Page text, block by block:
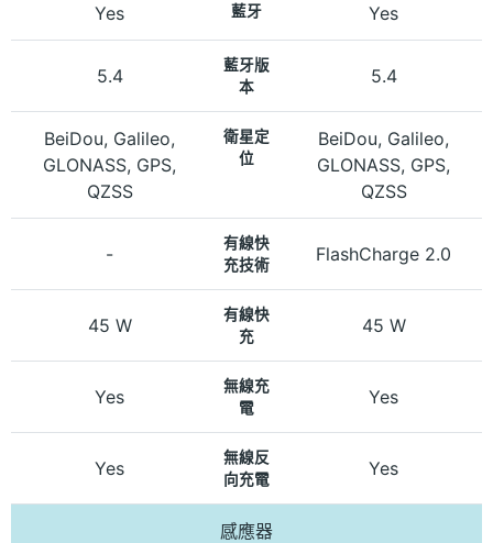
Yes 藍牙 Yes
5.4
藍牙版
本
5.4
BeiDou, Galileo,
GLONASS, GPS,
QZSS
衛星定
位
BeiDou, Galileo,
GLONASS, GPS,
QZSS
-
有線快
充技術
FlashCharge 2.0
45 W
有線快
充
45 W
Yes
無線充
電
Yes
Yes
無線反
向充電
Yes
感應器